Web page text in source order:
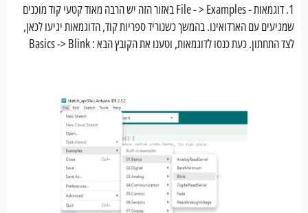
1. דוגמאות - File - > Examples באזור הזה יש הרבה מאוד קטעי קוד מוכנים
שמגיעים עם הארדואינו. בהמשך כשנוריד ספריות קוד, הדוגמאות יגיעו לכאן,
לצד התחתון. כעת כנסו לדוגמאות, וטענו את הקובץ הבא : Basics -> Blink